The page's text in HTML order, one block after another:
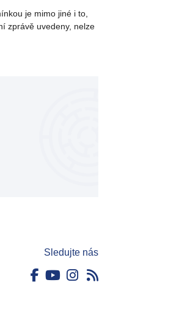
je mimo jiné i to,
zprávě uvedeny, nelze
Sledujte nás